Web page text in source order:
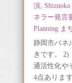
演,
ネラー発言
Planning ま
静岡市パネ
きです。
通活性化や
4点ありま